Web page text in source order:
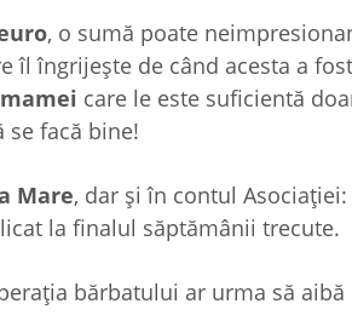
, o sumă poate
îl îngrijește de când acesta a
care le este suficientă
se facă bine!
Mare, dar și în contul Asociației:
la finalul săptămânii trecute.
bărbatului ar urma să aibă